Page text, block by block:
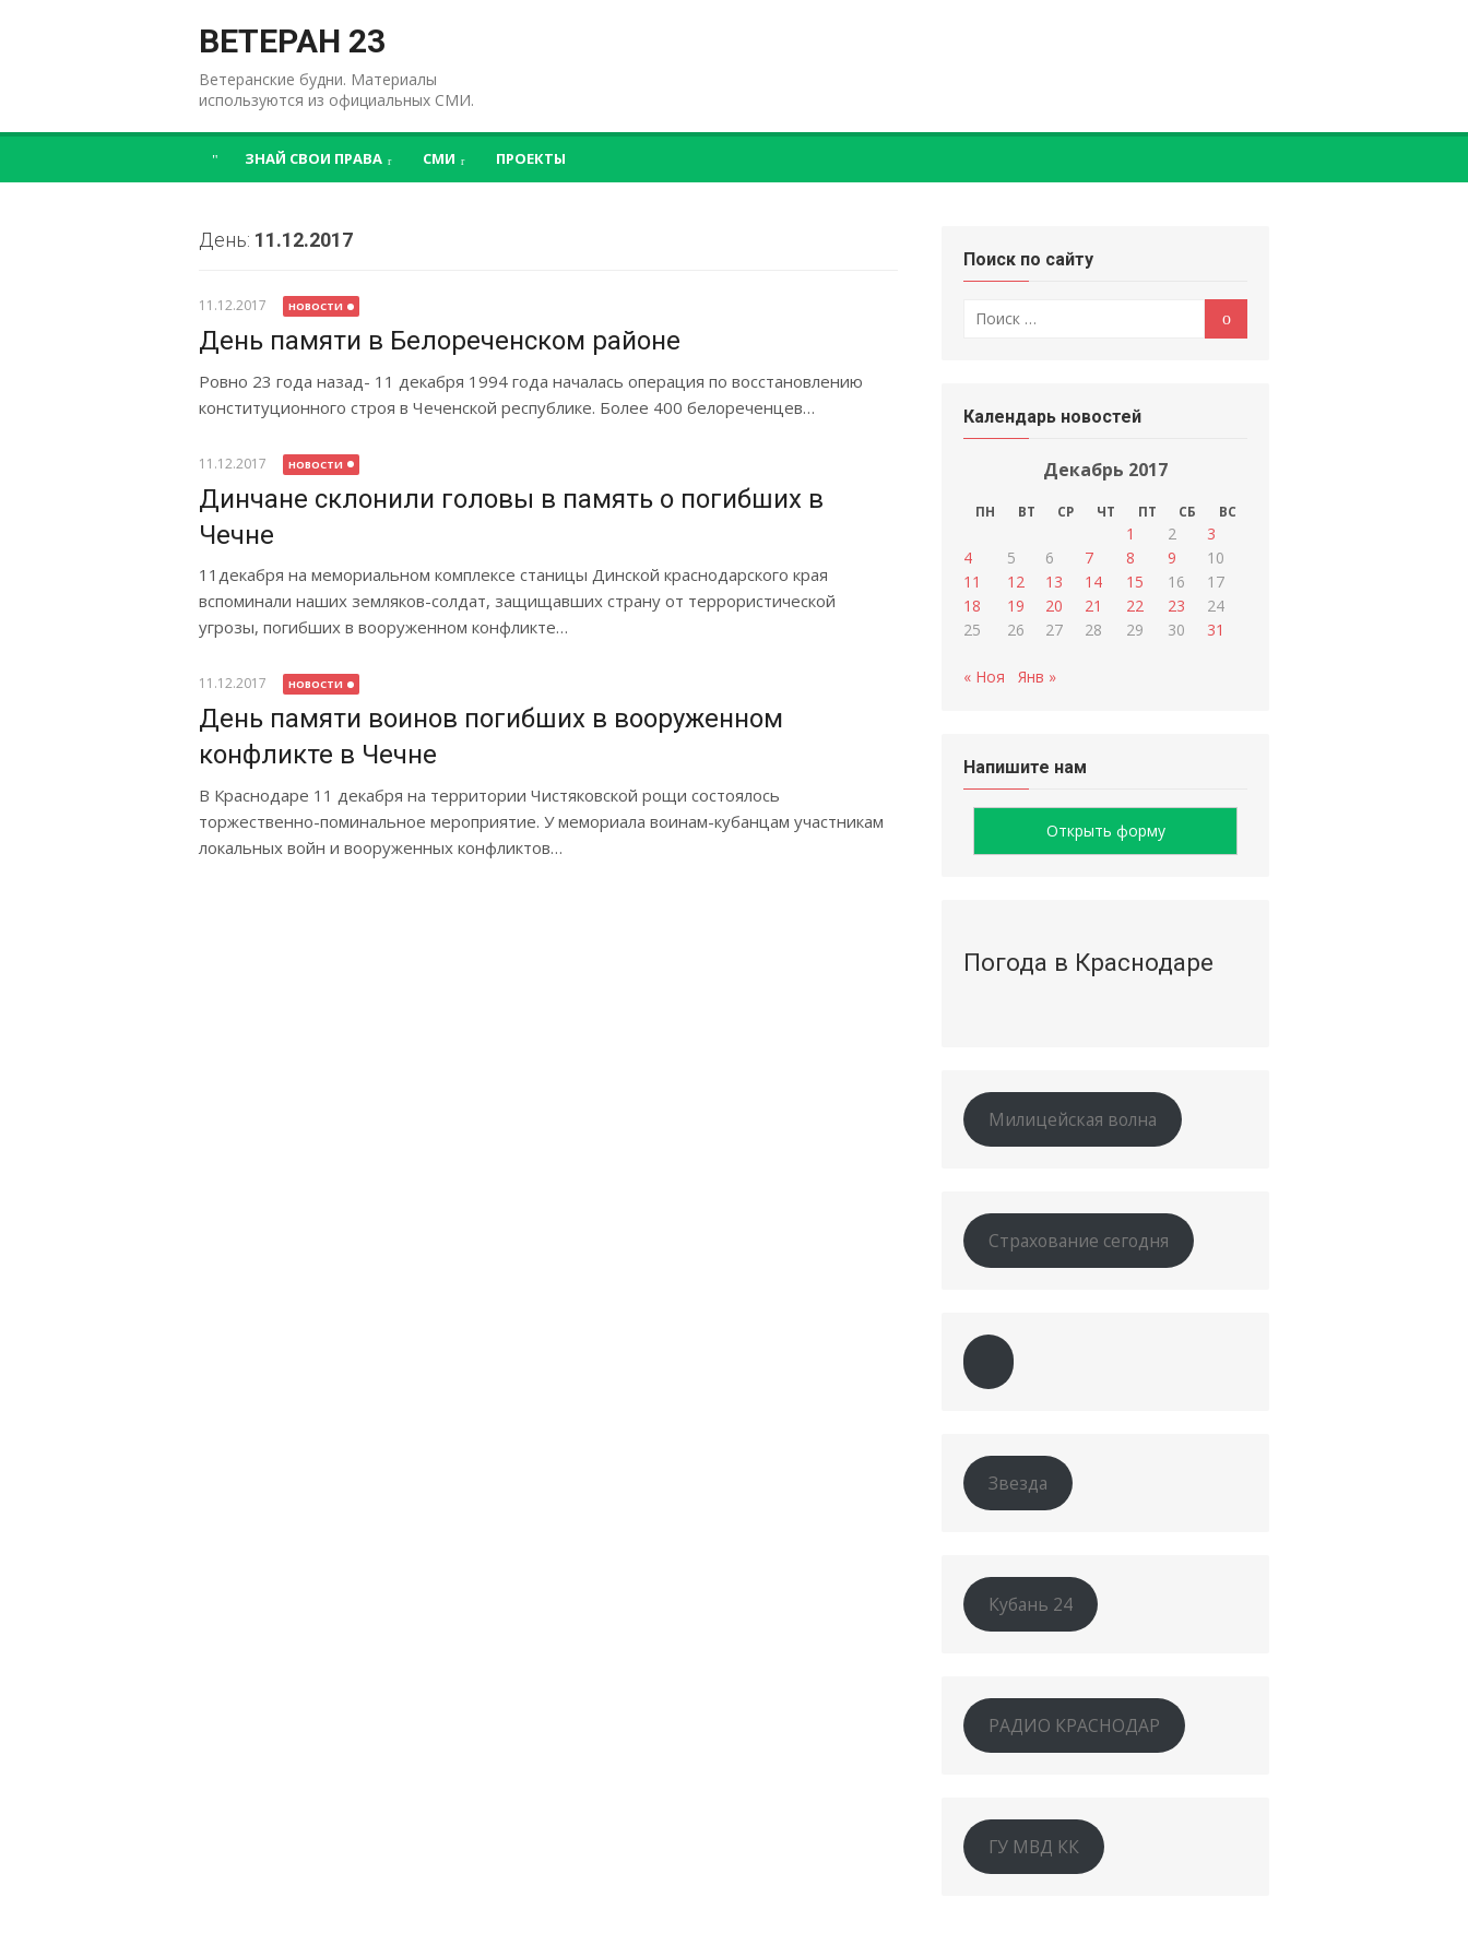
ВЕТЕРАН 23
Ветеранские будни. Материалы
используются из официальных СМИ.
ЗНАЙ СВОИ ПРАВА СМИ ПРОЕКТЫ
День: 11.12.2017
11.12.2017 НОВОСТИ
День памяти в Белореченском районе
Ровно 23 года назад- 11 декабря 1994 года началась операция по восстановлению
конституционного строя в Чеченской республике. Более 400 белореченцев…
11.12.2017 НОВОСТИ
Динчане склонили головы в память о погибших в
Чечне
11декабря на мемориальном комплексе станицы Динской краснодарского края
вспоминали наших земляков-солдат, защищавших страну от террористической
угрозы, погибших в вооруженном конфликте…
11.12.2017 НОВОСТИ
День памяти воинов погибших в вооруженном
конфликте в Чечне
В Краснодаре 11 декабря на территории Чистяковской рощи состоялось
торжественно-поминальное мероприятие. У мемориала воинам-кубанцам участникам
локальных войн и вооруженных конфликтов…
Поиск по сайту
по: Поиск
Календарь новостей
Декабрь 2017
ПН ВТ СР ЧТ ПТ СБ ВС
1 2
3
4
5 6 7 8 9
10
11
12 13 14 15 16
17
18
19 20 21 22 23
24
25
26 27 28 29 30 31
« Ноя Янв »
Напишите нам
Открыть форму
Погода в Краснодаре
Милицейская волна
Страхование сегодня
Звезда
Кубань 24
РАДИО КРАСНОДАР
ГУ МВД КК